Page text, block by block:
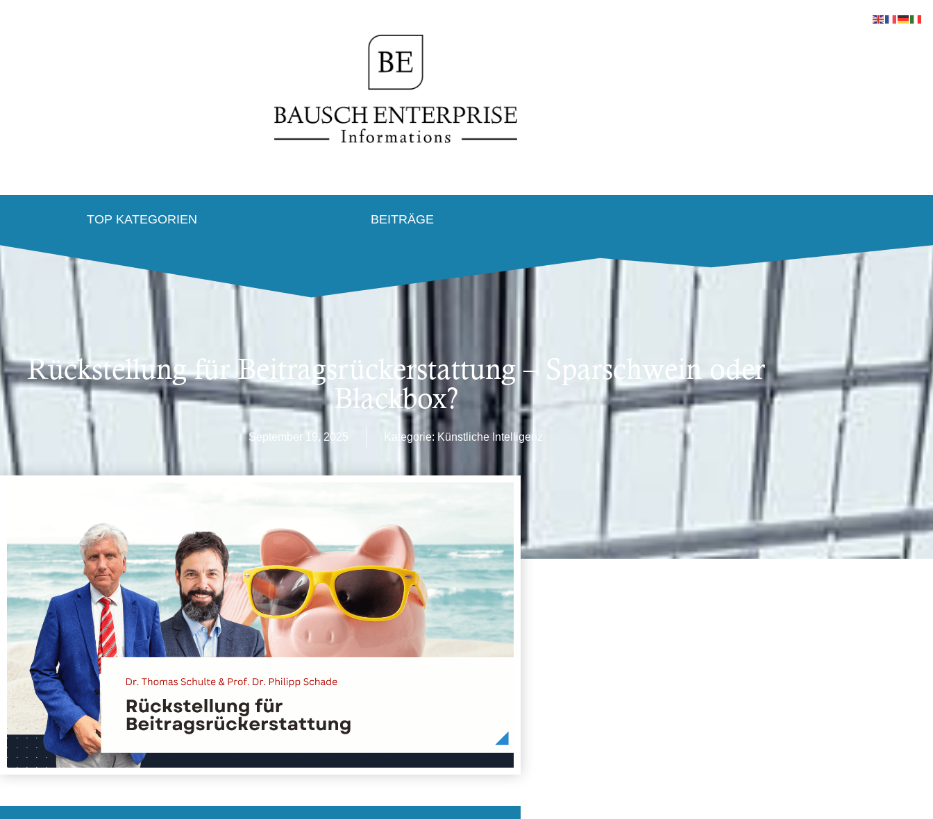
TOP KATEGORIEN BEITRÄGE
Rückstellung für Beitragsrückerstattung – Sparschwein oder
Blackbox?
September 19, 2025 Kategorie: Künstliche Intelligenz